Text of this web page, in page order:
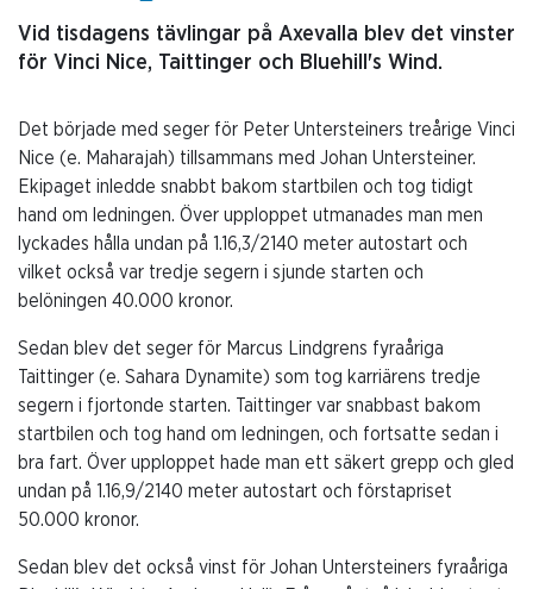
Vid tisdagens tävlingar på Axevalla blev det vinster
för Vinci Nice, Taittinger och Bluehill's Wind.
Det började med seger för Peter Untersteiners treårige Vinci
Nice (e. Maharajah) tillsammans med Johan Untersteiner.
Ekipaget inledde snabbt bakom startbilen och tog tidigt
hand om ledningen. Över upploppet utmanades man men
lyckades hålla undan på 1.16,3/2140 meter autostart och
vilket också var tredje segern i sjunde starten och
belöningen 40.000 kronor.
Sedan blev det seger för Marcus Lindgrens fyraåriga
Taittinger (e. Sahara Dynamite) som tog karriärens tredje
segern i fjortonde starten. Taittinger var snabbast bakom
startbilen och tog hand om ledningen, och fortsatte sedan i
bra fart. Över upploppet hade man ett säkert grepp och gled
undan på 1.16,9/2140 meter autostart och förstapriset
50.000 kronor.
Sedan blev det också vinst för Johan Untersteiners fyraåriga